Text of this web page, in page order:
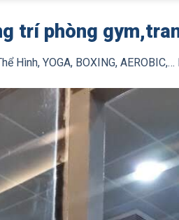
trí phòng
Hình, YOGA, BOXING,